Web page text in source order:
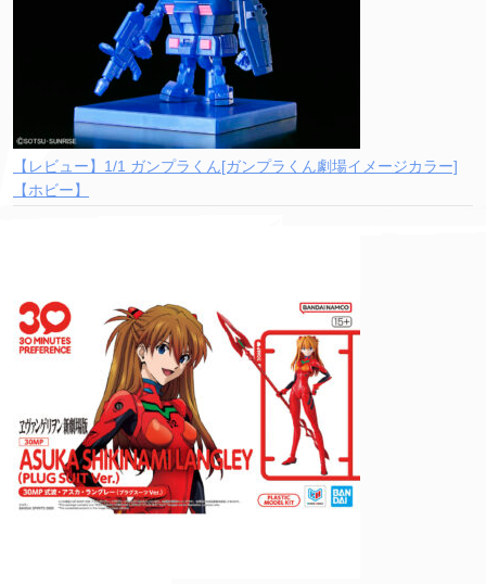
【レビュー】1/1 ガンプラくん[ガンプラくん劇場イメージカラー]
【ホビー】